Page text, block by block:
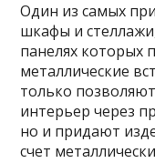
Один из самых
шкафы и
панелях которых
металлические
только
интерьер через
но и придают
счет